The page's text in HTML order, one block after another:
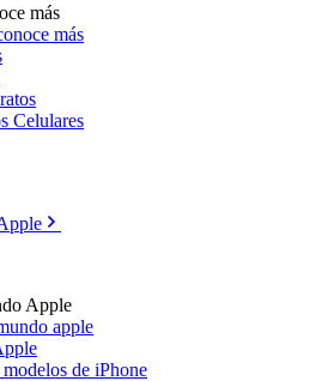
más
más
Celulares
Apple
apple
de iPhone